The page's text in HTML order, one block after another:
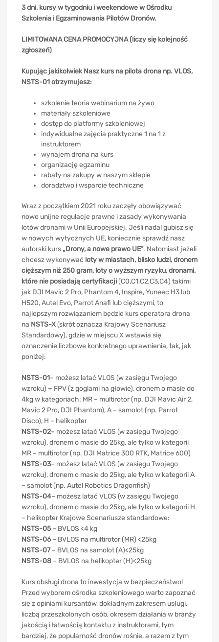
3 dni, kursy w tygodniu i weekendowe w Ośrodku
Szkolenia i Egzaminowania Pilotów Dronów.
LIMITOWANA CENA PROMOCYJNA (liczy się kolejność
zgłoszeń)
Kupując jakikolwiek Nasz kurs na pilota drona np. VLOS,
NSTS-01 otrzymujesz:
szkolenie teoria webinarium na żywo
materiały szkoleniowe
dostęp do platformy szkoleniowej
indywidualne zajęcia praktyczne 1 na 1 z
instruktorem
wynajem drona na kurs
organizację egzaminu
rabaty na zakupy w naszym sklepie
doradztwo i wsparcie techniczne
Wraz z początkiem 2021 roku zaczęły obowiązywać
nowe unijne regulacje prawne i zasady wykonywania
lotów dronami w Unii Europejskiej. Jeśli nadal gubisz się
w nowych wytycznych UE, koniecznie sprawdź nasz
autorski kurs „Drony, a nowe prawo UE”. Natomiast jeżeli
chcesz wykonywać loty w miastach, blisko ludzi, dronem
cięższym niż 250 gram, loty o wyższym ryzyku, dronami,
które nie posiadają certyfikacji(C0,C1,C2,C3,C4) takimi
jak DJI Mavic 2 Pro, Phantom 4, Inspire, Yuneec H3 lub
H520, Autel Evo, Parrot Anafi lub cięższymi, to
najlepszym rozwiązaniem będzie kurs operatora drona
na NSTS-X(skrót oznacza Krajowy Scenariusz
Standardowy), gdzie w miejscu X wstawia się
oznaczenie liczbowe konkretnego uprawnienia, tak, jak
poniżej:
NSTS-01– możesz latać VLOS (w zasięgu Twojego
wzroku) + FPV (z goglami na głowie), dronem o masie do
4kg w kategoriach: MR – multirotor (np. DJI Mavic Air 2,
Mavic 2 Pro, DJI Phantom), A – samolot (np. Parrot
Disco), H – helikopter
NSTS-02– możesz latać VLOS (w zasięgu Twojego
wzroku), dronem o masie do 25kg, ale tylko w kategorii
MR – multirotor (np. DJI Matrice 300 RTK, Matrice 600)
NSTS-03– możesz latać VLOS (w zasięgu Twojego
wzroku), dronem o masie do 25kg, ale tylko w kategorii A
– samolot (np. Autel Robotics Dragonfish)
NSTS-04– możesz latać VLOS (w zasięgu Twojego
wzroku), dronem o masie do 25kg, ale tylko w kategorii H
– helikopter Krajowe Scenariusze standardowe:
NSTS-05– BVLOS <4 kg
NSTS-06– BVLOS na multirotor (MR) <25kg
NSTS-07– BVLOS na samolot (A)<25kg
NSTS-08 – BVLOS na helikopter (H)<25kg
Kurs obsługi drona to inwestycja w bezpieczeństwo!
Przed wyborem ośrodka szkoleniowego warto zapoznać
się z opiniami kursantów, dokładnym zakresem usługi,
liczbą przeszkolonych osób, okresem działania w branży
jakością i łatwością kontaktu z instruktorami, tym
bardziej, że popularność dronów rośnie, a razem z tym